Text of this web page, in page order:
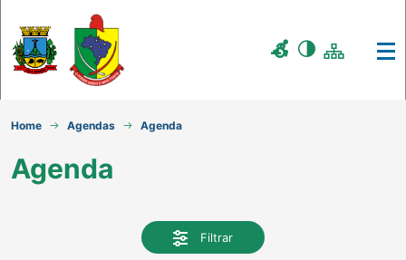
Home Agendas Agenda
Agenda
Filtrar